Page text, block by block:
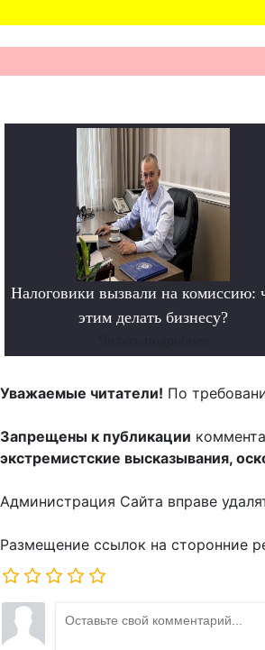
Налоговики вызвали на комиссию:
этим делать бизнесу?
Уважаемые читатели! По
Запрещены к публикации
экстремистские высказывания,
Администрация Сайта вправе
Размещение ссылок на сторонние